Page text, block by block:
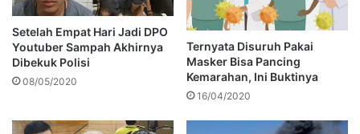
Setelah Empat Hari Jadi DPO
Youtuber Sampah Akhirnya
Dibekuk Polisi
08/05/2020
Ternyata Disuruh Pakai
Masker Bisa Pancing
Kemarahan, Ini Buktinya
16/04/2020